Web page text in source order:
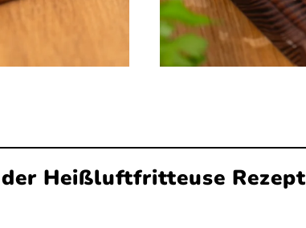
Heißluftfritteuse Rezept